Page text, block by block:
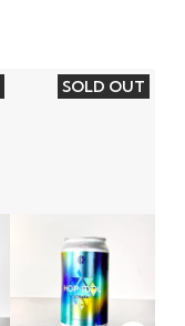
SOLD OUT